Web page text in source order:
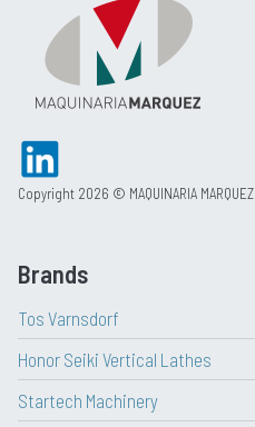
Copyright 2026 © MAQUINARIA MARQUEZ
Brands
Tos Varnsdorf
Honor Seiki Vertical Lathes
Startech Machinery